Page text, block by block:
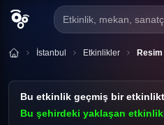
Etkinlik, mekan,
İstanbul Etkinlikler
Bu etkinlik geçmiş bir
Bu şehirdeki yaklaşan